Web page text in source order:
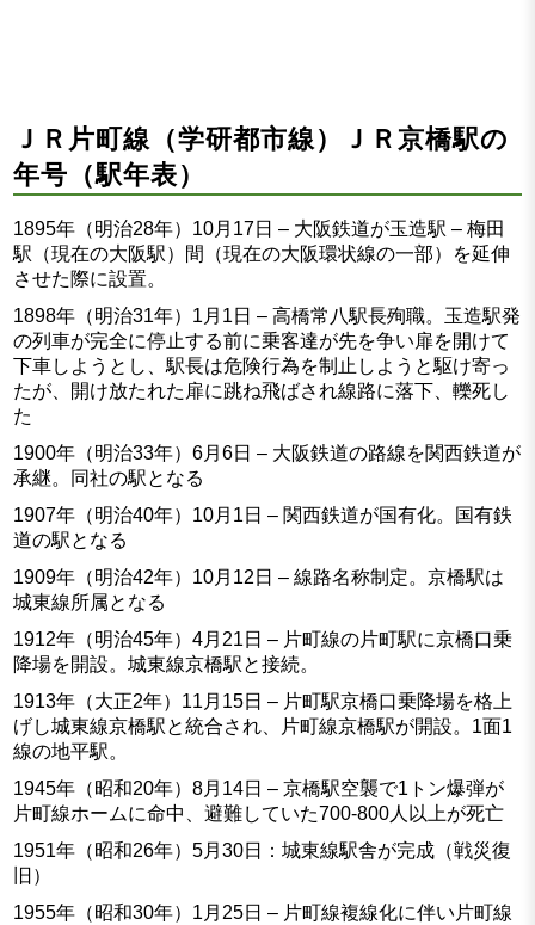
ＪＲ片町線（学研都市線）ＪＲ京橋駅の
年号（駅年表）
1895年（明治28年）10月17日 – 大阪鉄道が玉造駅 – 梅田
駅（現在の大阪駅）間（現在の大阪環状線の一部）を延伸
させた際に設置。
1898年（明治31年）1月1日 – 高橋常八駅長殉職。玉造駅発
の列車が完全に停止する前に乗客達が先を争い扉を開けて
下車しようとし、駅長は危険行為を制止しようと駆け寄っ
たが、開け放たれた扉に跳ね飛ばされ線路に落下、轢死し
た
1900年（明治33年）6月6日 – 大阪鉄道の路線を関西鉄道が
承継。同社の駅となる
1907年（明治40年）10月1日 – 関西鉄道が国有化。国有鉄
道の駅となる
1909年（明治42年）10月12日 – 線路名称制定。京橋駅は
城東線所属となる
1912年（明治45年）4月21日 – 片町線の片町駅に京橋口乗
降場を開設。城東線京橋駅と接続。
1913年（大正2年）11月15日 – 片町駅京橋口乗降場を格上
げし城東線京橋駅と統合され、片町線京橋駅が開設。1面1
線の地平駅。
1945年（昭和20年）8月14日 – 京橋駅空襲で1トン爆弾が
片町線ホームに命中、避難していた700-800人以上が死亡
1951年（昭和26年）5月30日：城東線駅舎が完成（戦災復
旧）
1955年（昭和30年）1月25日 – 片町線複線化に伴い片町線